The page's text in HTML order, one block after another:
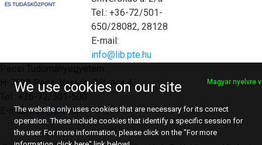
Tel.: +36-72/501-
650/28082, 28128
E-mail:
info@lib.pte.hu
H-7622 Pécs, Vasvári Pál utca 4.
E-mail:info@pte.hu
We use cookies on our site Magyar nyelvre
The website only uses cookies that are necessary for its correct
operation. These include cookies that identify a specific session for
the user. For more information, please click on the "For more